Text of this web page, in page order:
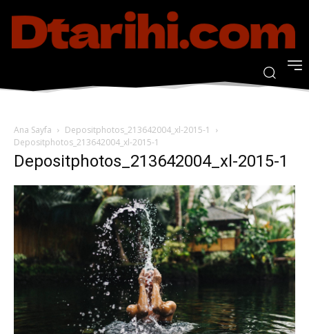
Ana Sayfa
Depositphotos_213642004_xl-2015-1
Depositphotos_213642004_xl-2015-1
Depositphotos_213642004_xl-2015-1